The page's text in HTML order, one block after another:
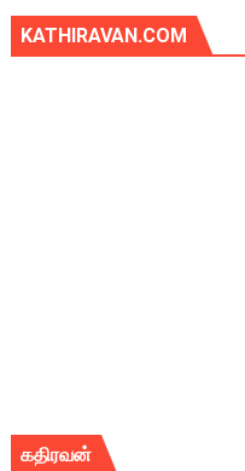
KATHIRAVAN.COM
கதிரவன்